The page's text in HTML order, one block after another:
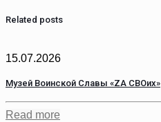
Related posts
15.07.2026
Музей Воинской Славы «ZA СВОих»
Read more